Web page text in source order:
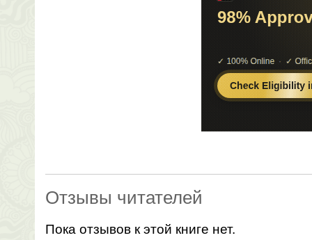
Отзывы читателей
Пока отзывов к этой книге нет.